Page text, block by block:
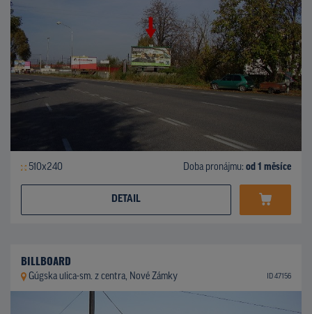
510x240 Doba pronájmu: od 1 měsíce
DETAIL
BILLBOARD
Gúgska ulica-sm. z centra, Nové Zámky ID 47156